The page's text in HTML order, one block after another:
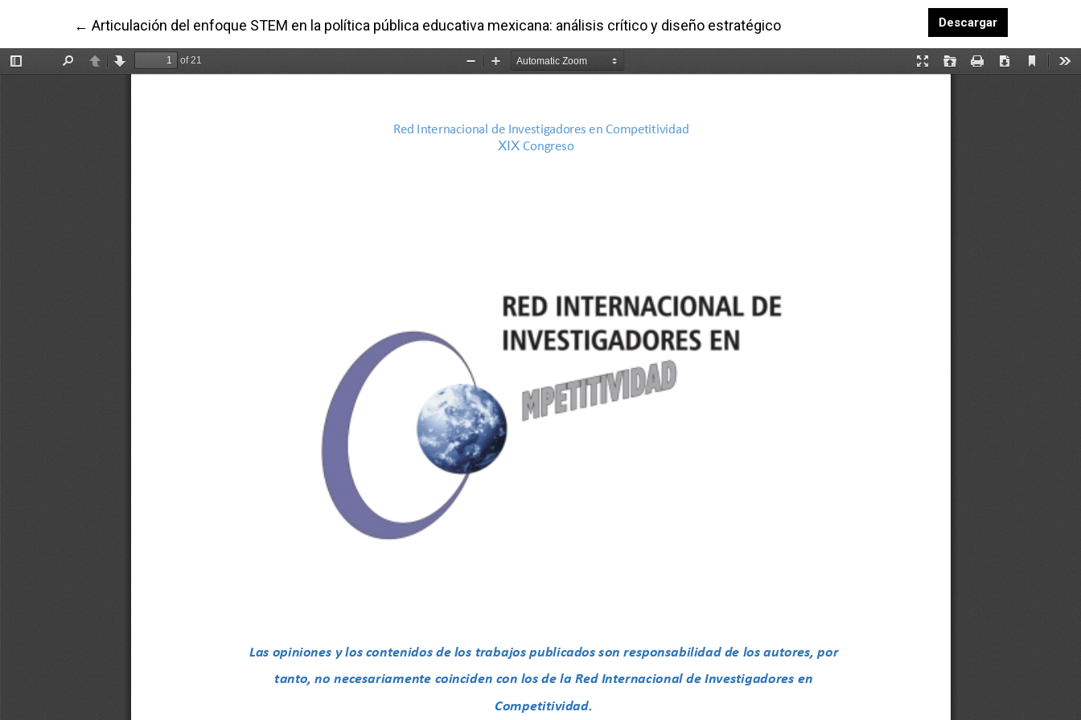
← Volver a los detalles del artículo
Articulación del enfoque STEM en la política pública educativa mexicana: análisis crítico y diseño estratégico DescargarDescargar PDF